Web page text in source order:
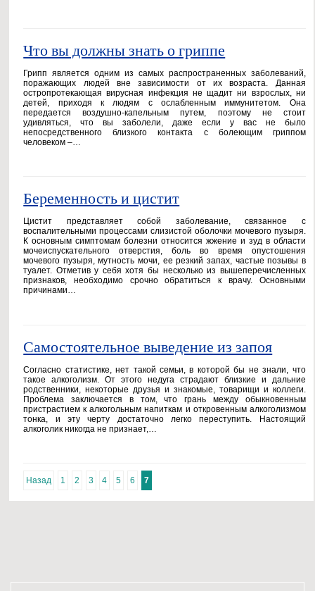
Что вы должны знать о гриппе
Грипп является одним из самых распространенных заболеваний,
поражающих людей вне зависимости от их возраста. Данная
остропротекающая вирусная инфекция не щадит ни взрослых, ни
детей, приходя к людям с ослабленным иммунитетом. Она
передается воздушно-капельным путем, поэтому не стоит
удивляться, что вы заболели, даже если у вас не было
непосредственного близкого контакта с болеющим гриппом
человеком –…
Беременность и цистит
Цистит представляет собой заболевание, связанное с
воспалительными процессами слизистой оболочки мочевого пузыря.
К основным симптомам болезни относится жжение и зуд в области
мочеиспускательного отверстия, боль во время опустошения
мочевого пузыря, мутность мочи, ее резкий запах, частые позывы в
туалет. Отметив у себя хотя бы несколько из вышеперечисленных
признаков, необходимо срочно обратиться к врачу. Основными
причинами…
Самостоятельное выведение из запоя
Согласно статистике, нет такой семьи, в которой бы не знали, что
такое алкоголизм. От этого недуга страдают близкие и дальние
родственники, некоторые друзья и знакомые, товарищи и коллеги.
Проблема заключается в том, что грань между обыкновенным
пристрастием к алкогольным напиткам и откровенным алкоголизмом
тонка, и эту черту достаточно легко переступить. Настоящий
алкоголик никогда не признает,…
Назад 1 2 3 4 5 6 7